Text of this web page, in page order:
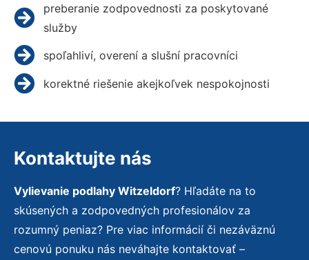
preberanie zodpovednosti za poskytované
služby
spoľahliví, overení a slušní pracovníci
korektné riešenie akejkoľvek nespokojnosti
Kontaktujte nás
Vylievanie podlahy Witzeldorf? Hľadáte na to
skúsených a zodpovedných profesionálov za
rozumný peniaz? Pre viac informácií či nezáväznú
cenovú ponuku nás neváhajte kontaktovať –